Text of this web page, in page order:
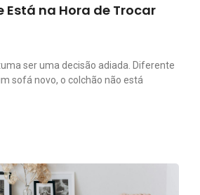
Está na Hora de Trocar
ser uma decisão adiada. Diferente
sofá novo, o colchão não está